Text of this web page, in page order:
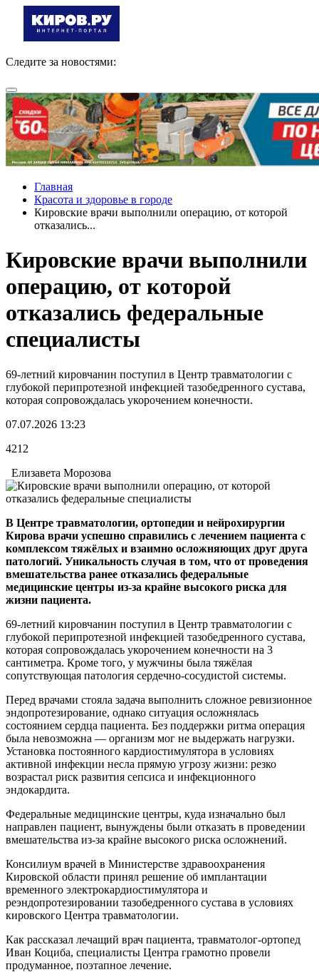
Следите за новостями:
Главная
Красота и здоровье в городе
Кировские врачи выполнили операцию, от которой
отказались...
Кировские врачи выполнили
операцию, от которой
отказались федеральные
специалисты
69-летний кировчанин поступил в Центр травматологии с
глубокой перипротезной инфекцией тазобедренного сустава,
которая сопровождалась укорочением конечности.
07.07.2026 13:23
4212
Елизавета Морозова
В Центре травматологии, ортопедии и нейрохирургии
Кирова врачи успешно справились с лечением пациента с
комплексом тяжёлых и взаимно осложняющих друг друга
патологий. Уникальность случая в том, что от проведения
вмешательства ранее отказались федеральные
медицинские центры из-за крайне высокого риска для
жизни пациента.
69-летний кировчанин поступил в Центр травматологии с
глубокой перипротезной инфекцией тазобедренного сустава,
которая сопровождалась укорочением конечности на 3
сантиметра. Кроме того, у мужчины была тяжёлая
сопутствующая патология сердечно-сосудистой системы.
Перед врачами стояла задача выполнить сложное ревизионное
эндопротезирование, однако ситуация осложнялась
состоянием сердца пациента. Без поддержки ритма операция
была невозможна — организм мог не выдержать нагрузки.
Установка постоянного кардиостимулятора в условиях
активной инфекции несла прямую угрозу жизни: резко
возрастал риск развития сепсиса и инфекционного
эндокардита.
Федеральные медицинские центры, куда изначально был
направлен пациент, вынуждены были отказать в проведении
вмешательства из-за крайне высокого риска осложнений.
Консилиум врачей в Министерстве здравоохранения
Кировской области принял решение об имплантации
временного электрокардиостимулятора и
реэндопротезировании тазобедренного сустава в условиях
кировского Центра травматологии.
Как рассказал лечащий врач пациента, травматолог-ортопед
Иван Коциба, специалисты Центра грамотно провели
продуманное, поэтапное лечение.